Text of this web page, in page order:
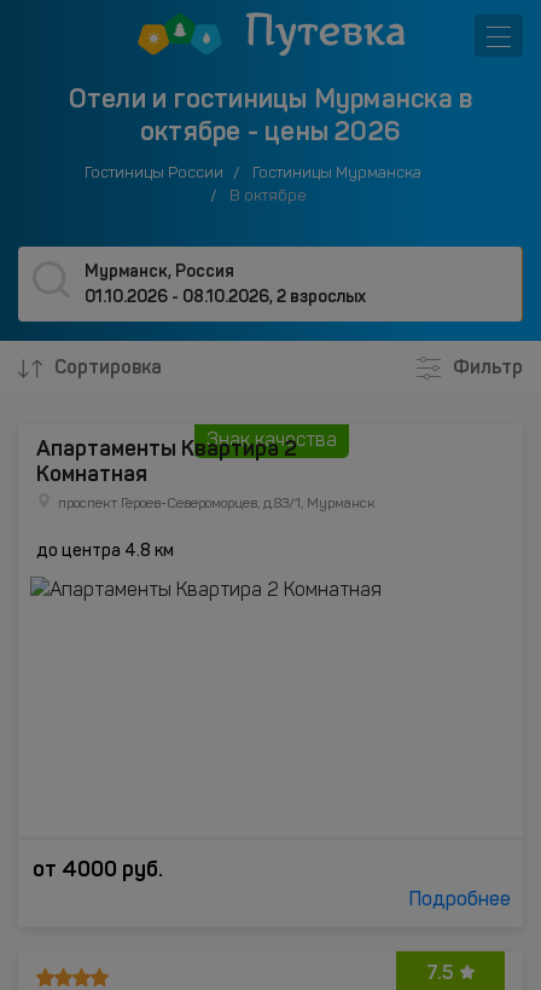
Отели и гостиницы Мурманска в
октябре - цены 2026
Гостиницы России
Гостиницы Мурманска
В октябре
Мурманск, Россия
01.10.2026 - 08.10.2026,2 взрослых
Сортировка Фильтр
Знак качества
Апартаменты Квартира 2
Комнатная
проспект Героев-Североморцев, д.83/1, Мурманск
до центра 4.8 км
от 4000 руб.
Подробнее
7.5